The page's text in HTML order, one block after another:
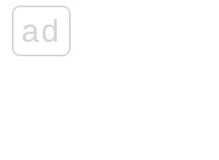
ad